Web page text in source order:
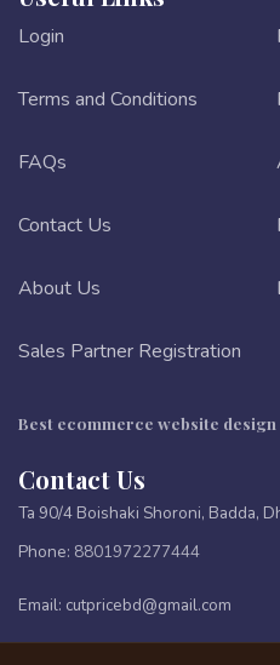
Login
Terms and Conditions
FAQs
Contact Us
About Us
Sales Partner Registration
Best ecommerce website design
Contact Us
Ta 90/4 Boishaki Shoroni, Badda,
Phone: 8801972277444
Email: cutpricebd@gmail.com